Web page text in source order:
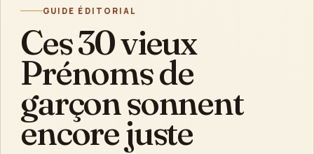
GUIDE ÉDITORIAL
Ces 30 vieux
Prénoms de
garçon sonnent
encore juste